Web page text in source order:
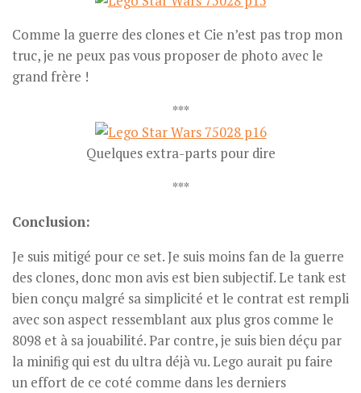
Comme la guerre des clones et Cie n’est pas trop mon
truc, je ne peux pas vous proposer de photo avec le
grand frère !
***
Quelques extra-parts pour dire
***
Conclusion:
Je suis mitigé pour ce set. Je suis moins fan de la guerre
des clones, donc mon avis est bien subjectif. Le tank est
bien conçu malgré sa simplicité et le contrat est rempli
avec son aspect ressemblant aux plus gros comme le
8098 et à sa jouabilité. Par contre, je suis bien déçu par
la minifig qui est du ultra déjà vu. Lego aurait pu faire
un effort de ce coté comme dans les derniers